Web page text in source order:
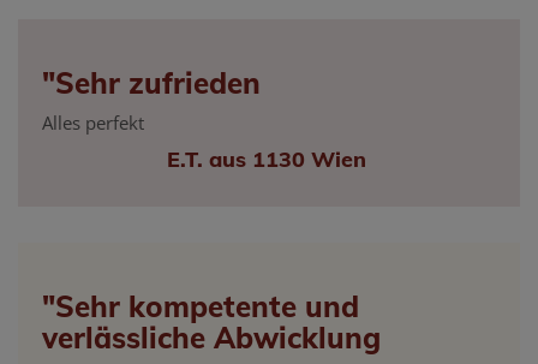
"Sehr zufrieden
Alles perfekt
E.T. aus 1130 Wien
"Sehr kompetente und
verlässliche Abwicklung